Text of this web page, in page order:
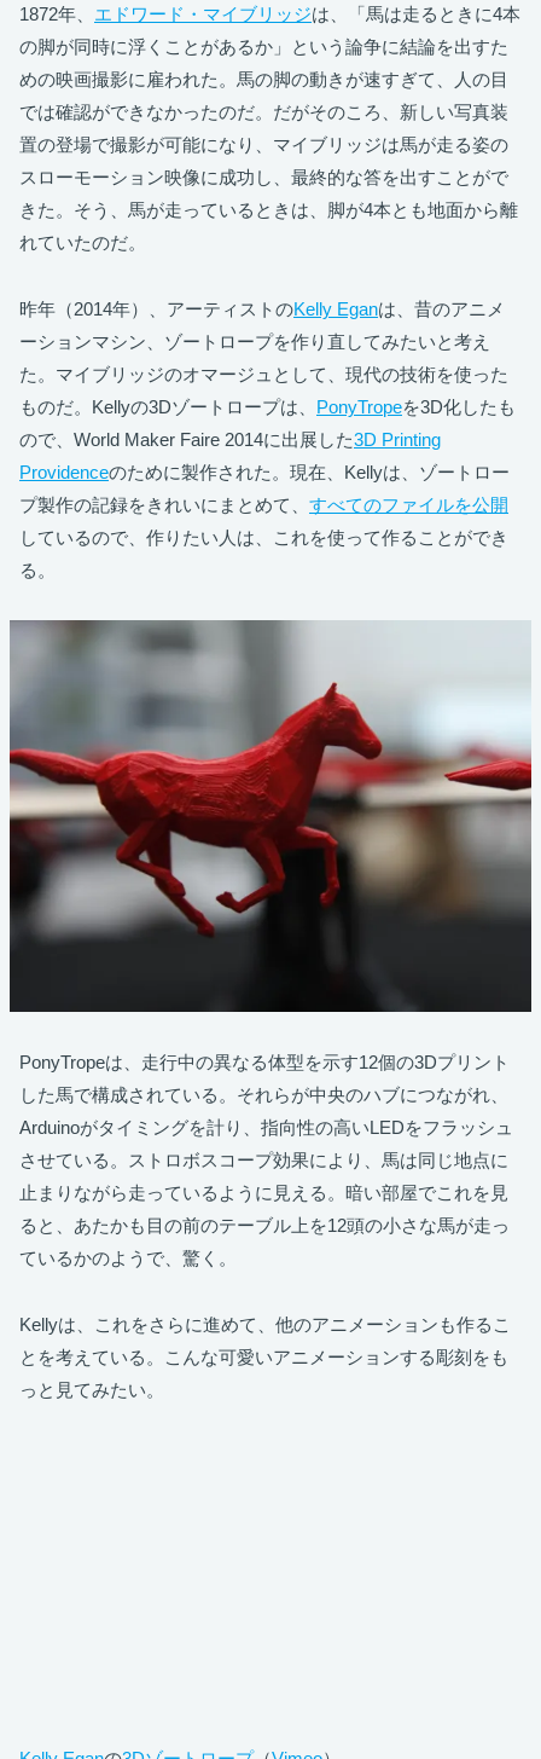
1872年、 エドワード・マイブリッジは、「馬は走るときに4本
の脚が同時に浮くことがあるか」という論争に結論を出すた
めの映画撮影に雇われた。馬の脚の動きが速すぎて、人の目
では確認ができなかったのだ。だがそのころ、新しい写真装
置の登場で撮影が可能になり、マイブリッジは馬が走る姿の
スローモーション映像に成功し、最終的な答を出すことがで
きた。そう、馬が走っているときは、脚が4本とも地面から離
れていたのだ。
昨年（2014年）、アーティストのKelly Eganは、昔のアニメ
ーションマシン、ゾートロープを作り直してみたいと考え
た。マイブリッジのオマージュとして、現代の技術を使った
ものだ。Kellyの3Dゾートロープは、 PonyTropeを3D化したも
ので、World Maker Faire 2014に出展した3D Printing
Providenceのために製作された。現在、Kellyは、ゾートロー
プ製作の記録をきれいにまとめて、 すべてのファイルを公開
しているので、作りたい人は、これを使って作ることができ
る。
PonyTropeは、走行中の異なる体型を示す12個の3Dプリント
した馬で構成されている。それらが中央のハブにつながれ、
Arduinoがタイミングを計り、指向性の高いLEDをフラッシュ
させている。ストロボスコープ効果により、馬は同じ地点に
止まりながら走っているように見える。暗い部屋でこれを見
ると、あたかも目の前のテーブル上を12頭の小さな馬が走っ
ているかのようで、驚く。
Kellyは、これをさらに進めて、他のアニメーションも作るこ
とを考えている。こんな可愛いアニメーションする彫刻をも
っと見てみたい。